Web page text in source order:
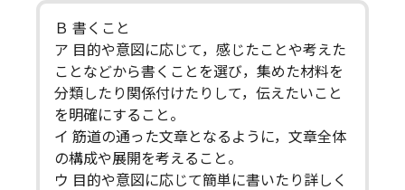
Ｂ 書くこと
ア 目的や意図に応じて，感じたことや考えた
ことなどから書くことを選び，集めた材料を
分類したり関係付けたりして，伝えたいこと
を明確にすること。
イ 筋道の通った文章となるように，文章全体
の構成や展開を考えること。
ウ 目的や意図に応じて簡単に書いたり詳しく